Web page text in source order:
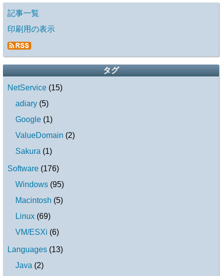
記事一覧
印刷用の表示
タグ
NetService (15)
adiary (5)
Google (1)
ValueDomain (2)
Sakura (1)
Software (176)
Windows (95)
Macintosh (5)
Linux (69)
VM/ESXi (6)
Languages (13)
Java (2)